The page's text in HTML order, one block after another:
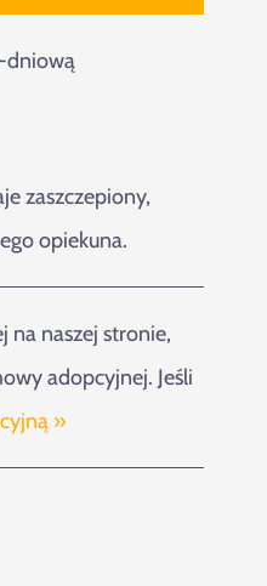
dniową
zaszczepiony,
opiekuna.
na naszej stronie,
adopcyjnej. Jeśli
»